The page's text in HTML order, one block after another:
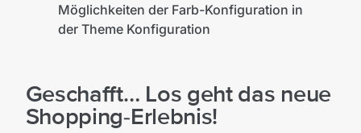
Möglichkeiten der Farb-Konfiguration in
der Theme Konfiguration
Geschafft… Los geht das neue
Shopping-Erlebnis!